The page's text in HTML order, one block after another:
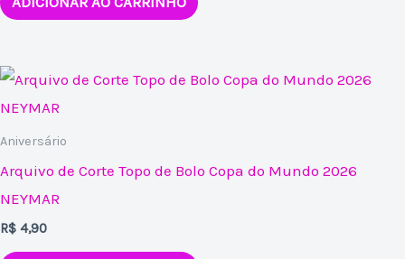
Aniversário
Arquivo de Corte Topo de Bolo Copa do Mundo 2026
NEYMAR
R$ 4,90